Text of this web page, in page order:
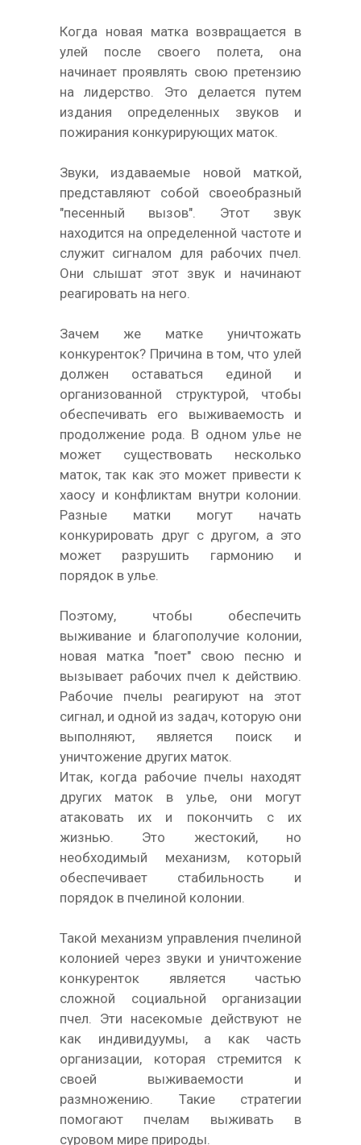
Когда новая матка возвращается в
улей после своего полета, она
начинает проявлять свою претензию
на лидерство. Это делается путем
издания определенных звуков и
пожирания конкурирующих маток.
Звуки, издаваемые новой маткой,
представляют собой своеобразный
"песенный вызов". Этот звук
находится на определенной частоте и
служит сигналом для рабочих пчел.
Они слышат этот звук и начинают
реагировать на него.
Зачем же матке уничтожать
конкуренток? Причина в том, что улей
должен оставаться единой и
организованной структурой, чтобы
обеспечивать его выживаемость и
продолжение рода. В одном улье не
может существовать несколько
маток, так как это может привести к
хаосу и конфликтам внутри колонии.
Разные матки могут начать
конкурировать друг с другом, а это
может разрушить гармонию и
порядок в улье.
Поэтому, чтобы обеспечить
выживание и благополучие колонии,
новая матка "поет" свою песню и
вызывает рабочих пчел к действию.
Рабочие пчелы реагируют на этот
сигнал, и одной из задач, которую они
выполняют, является поиск и
уничтожение других маток.
Итак, когда рабочие пчелы находят
других маток в улье, они могут
атаковать их и покончить с их
жизнью. Это жестокий, но
необходимый механизм, который
обеспечивает стабильность и
порядок в пчелиной колонии.
Такой механизм управления пчелиной
колонией через звуки и уничтожение
конкуренток является частью
сложной социальной организации
пчел. Эти насекомые действуют не
как индивидуумы, а как часть
организации, которая стремится к
своей выживаемости и
размножению. Такие стратегии
помогают пчелам выживать в
суровом мире природы.